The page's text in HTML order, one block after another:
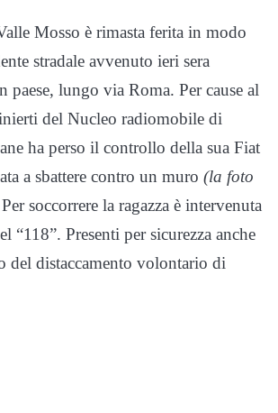
Mosso è rimasta ferita in modo
stradale avvenuto ieri sera
paese, lungo via Roma. Per cause al
del Nucleo radiomobile di
ha perso il controllo della sua Fiat
a sbattere contro un muro (la foto
soccorrere la ragazza è intervenuta
“118”. Presenti per sicurezza anche
distaccamento volontario di